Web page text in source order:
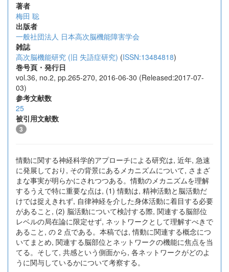
著者
梅田 聡
出版者
一般社団法人 日本高次脳機能障害学会
雑誌
高次脳機能研究 (旧 失語症研究) (ISSN:13484818)
巻号頁・発行日
vol.36, no.2, pp.265-270, 2016-06-30 (Released:2017-07-
03)
参考文献数
25
被引用文献数
3
情動に関する神経科学的アプローチによる研究は, 近年, 急速
に発展しており, その背景にあるメカニズムについて, さまざ
まな事実が明らかにされつつある。情動のメカニズムを理解
するうえで特に重要な点は, (1) 情動は, 精神活動と脳活動だ
けでは捉えきれず, 自律神経を介した身体活動に着目する必要
があること, (2) 脳活動について検討する際, 関連する脳部位
レベルの局在論に限定せず, ネットワークとして理解すべきで
あること, の 2 点である。本稿では, 情動に関連する概念につ
いてまとめ, 関連する脳部位とネットワークの機能に焦点を当
てる。そして, 共感という側面から, 各ネットワークがどのよ
うに関与しているかについて考察する。